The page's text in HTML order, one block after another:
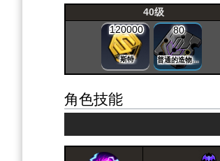
40级
120000
斯特
80
普通的造物晶片
角色技能